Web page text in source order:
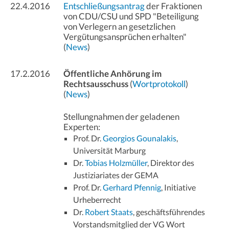
22.4.2016 Entschließungsantragder Fraktionen
von CDU/CSU und SPD "Beteiligung
von Verlegern an gesetzlichen
Vergütungsansprüchen erhalten"
(News)
17.2.2016
Öffentliche Anhörung im
Rechtsausschuss(Wortprotokoll)
(News)
Stellungnahmen der geladenen
Experten:
Prof. Dr.Georgios Gounalakis,
Universität Marburg
Dr.Tobias Holzmüller, Direktor des
Justiziariates der GEMA
Prof. Dr.Gerhard Pfennig, Initiative
Urheberrecht
Dr. Robert Staats, geschäftsführendes
Vorstandsmitglied der VG Wort